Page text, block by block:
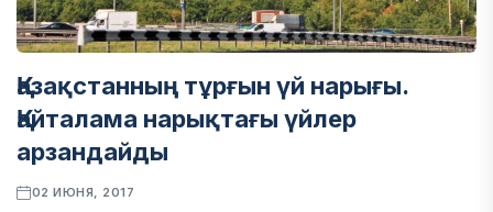
Қазақстанның тұрғын үй нарығы.
Қайталама нарықтағы үйлер
арзандайды
02 ИЮНЯ, 2017